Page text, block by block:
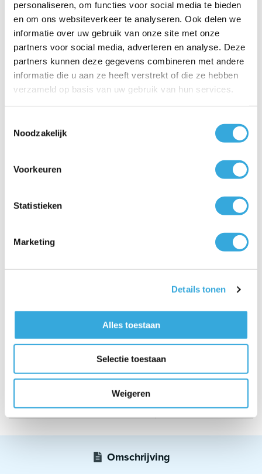
personaliseren, om functies voor social media te bieden
en om ons websiteverkeer te analyseren. Ook delen we
informatie over uw gebruik van onze site met onze
partners voor social media, adverteren en analyse. Deze
partners kunnen deze gegevens combineren met andere
informatie die u aan ze heeft verstrekt of die ze hebben
verzameld op basis van uw gebruik van hun services.
Noodzakelijk
Voorkeuren
Statistieken
Marketing
Details tonen
Alles toestaan
Selectie toestaan
Weigeren
Isolatie (mm) Uitleg 50
Maximale bedrijfstemperatuur
van de warmtewisselaar
(graden Celcius) (°C)
Uitleg 110
Kenmerken
Bevestiging Uitleg
Verticaal staand
Te zien in de showroom
3800879303045
Afmetingen
Breedte (cm)
Werkelijk volume (liters)
Aantal liter
Uitleg 200
Warmtewisselaar S1 oppervlak
(m²)
Uitleg 0.75
Warmtewisselaar S2 oppervlak
(m²)
Uitleg 0.54
Warmtewisselaar S1 capaciteit
Uitleg 4.6
Warmtewisselaar S2 capaciteit
(L)
Uitleg 3.3
Omschrijving